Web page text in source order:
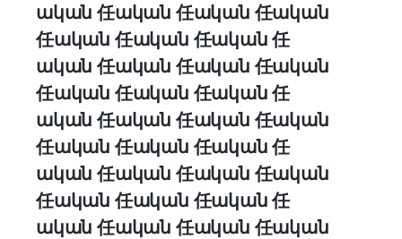
ական 任ական 任ական 任ական
任ական 任ական 任ական 任
ական 任ական 任ական 任ական
任ական 任ական 任ական 任
ական 任ական 任ական 任ական
任ական 任ական 任ական 任
ական 任ական 任ական 任ական
任ական 任ական 任ական 任
ական 任ական 任ական 任ական